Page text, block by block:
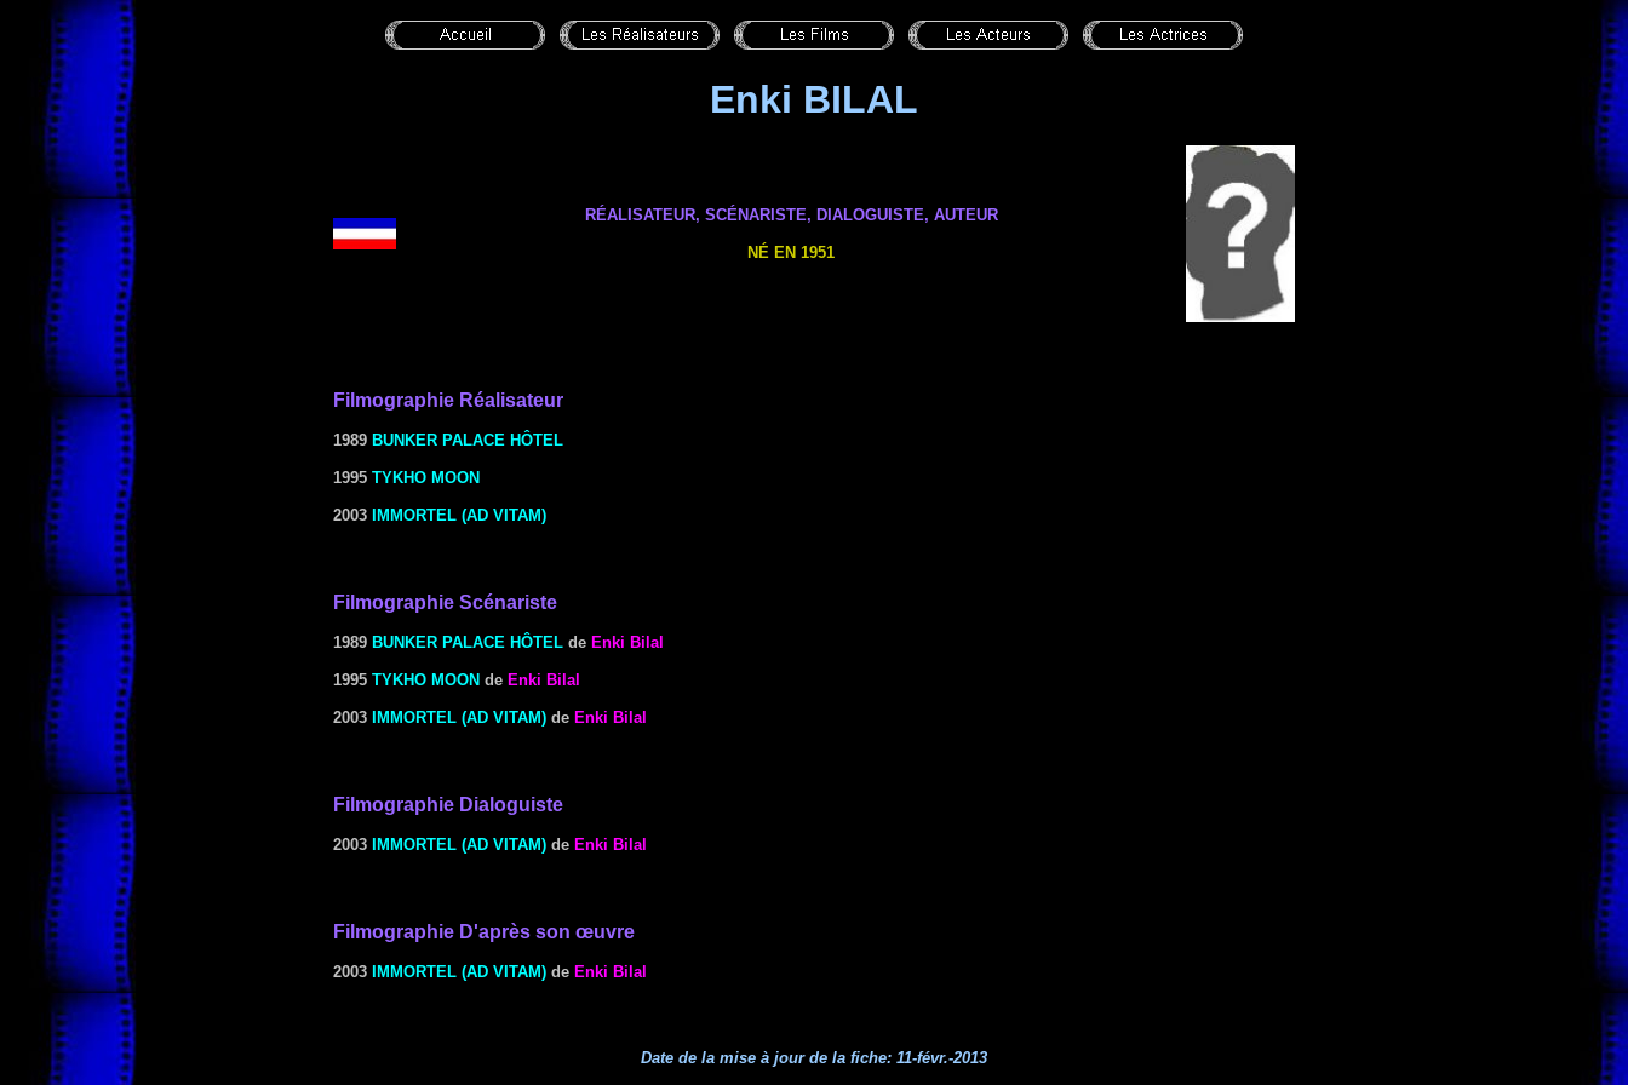
Enki BILAL
RÉALISATEUR, SCÉNARISTE, DIALOGUISTE, AUTEUR
NÉ EN 1951
Filmographie Réalisateur
1989 BUNKER PALACE HÔTEL
1995 TYKHO MOON
2003 IMMORTEL (AD VITAM)
Filmographie Scénariste
1989 BUNKER PALACE HÔTEL de Enki Bilal
1995 TYKHO MOON de Enki Bilal
2003 IMMORTEL (AD VITAM) de Enki Bilal
Filmographie Dialoguiste
2003 IMMORTEL (AD VITAM) de Enki Bilal
Filmographie D'après son œuvre
2003 IMMORTEL (AD VITAM) de Enki Bilal
Date de la mise à jour de la fiche: 11-févr.-2013